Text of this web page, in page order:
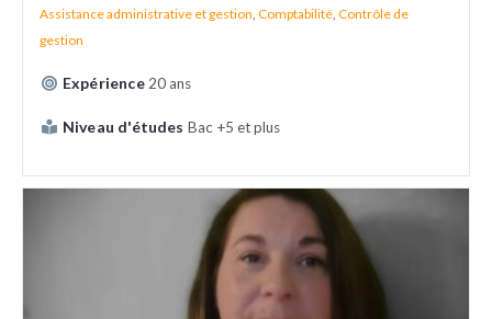
Assistance administrative et gestion Comptabilité Contrôle de
gestion
Expérience 20 ans
Niveau d'études Bac +5 et plus